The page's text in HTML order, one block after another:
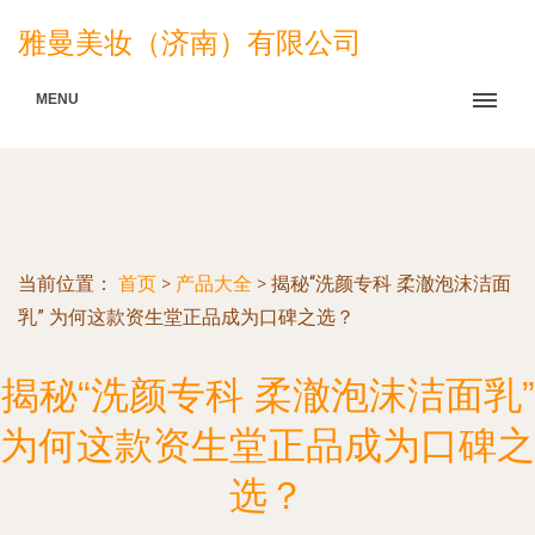
雅曼美妆（济南）有限公司
MENU
当前位置： 首页 > 产品大全 > 揭秘“洗颜专科 柔澈泡沫洁面
乳” 为何这款资生堂正品成为口碑之选？
揭秘“洗颜专科 柔澈泡沫洁面乳”
为何这款资生堂正品成为口碑之
选？